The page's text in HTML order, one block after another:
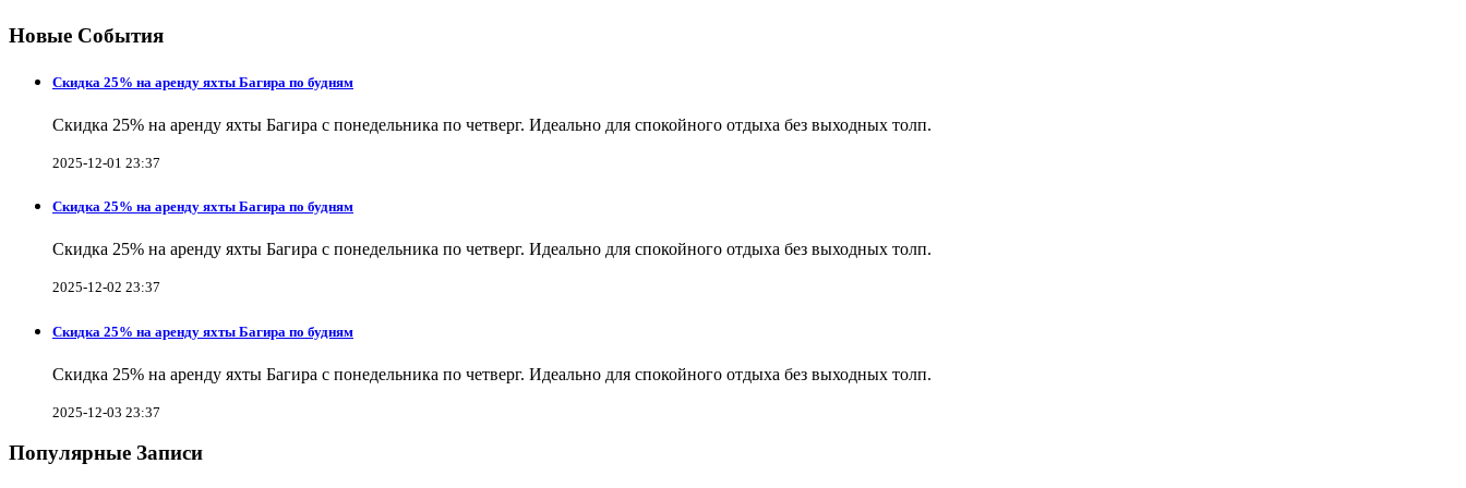
Новые События
Скидка 25% на аренду яхты Багира по будням
Скидка 25% на аренду яхты Багира с понедельника по четверг. Идеально для спокойного отдыха без выходных толп.
2025-12-01 23:37
Скидка 25% на аренду яхты Багира по будням
Скидка 25% на аренду яхты Багира с понедельника по четверг. Идеально для спокойного отдыха без выходных толп.
2025-12-02 23:37
Скидка 25% на аренду яхты Багира по будням
Скидка 25% на аренду яхты Багира с понедельника по четверг. Идеально для спокойного отдыха без выходных толп.
2025-12-03 23:37
Популярные Записи